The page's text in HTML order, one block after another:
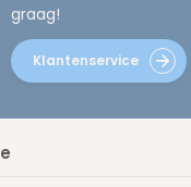
graag!
Klantenservice